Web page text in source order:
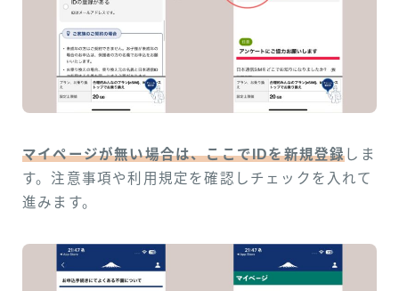
マイページが無い場合は、ここでIDを新規登録 しま
す。注意事項や利用規定を確認しチェックを入れて
進みます。